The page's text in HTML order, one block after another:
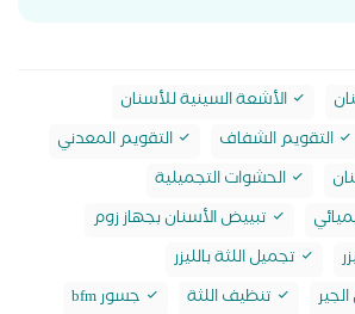
الأشعة السينية للأسنان
التقويم الشفاف
التقويم المعدني
الحشوات التجميلية
تبييض الأسنان بجهاز زوم
تجميل اللثة بالليزر
تنظيف اللثة
جسور bfm